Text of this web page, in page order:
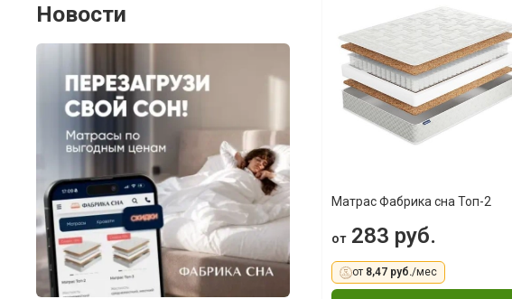
Матрас Фабрика сна Топ-2
от283 руб.
от 8,47 руб./мес
Новости